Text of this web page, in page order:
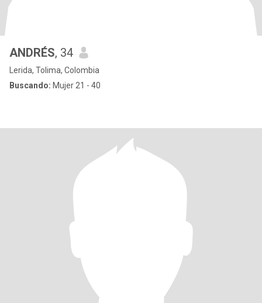
ANDRÉS, 34
Lerida, Tolima, Colombia
Buscando: Mujer 21 - 40